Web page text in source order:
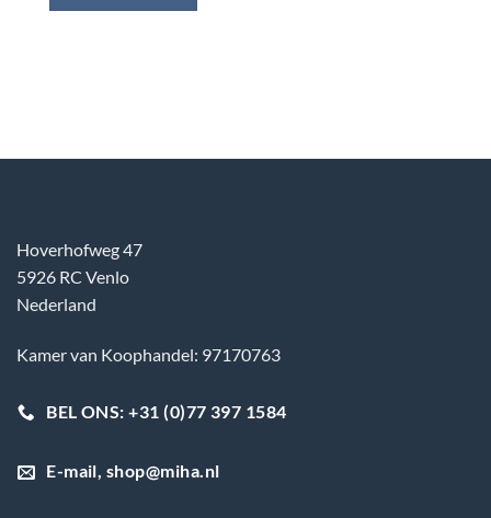
Hoverhofweg 47
5926 RC Venlo
Nederland
Kamer van Koophandel: 97170763
BEL ONS: +31 (0)77 397 1584
E-mail, shop@miha.nl